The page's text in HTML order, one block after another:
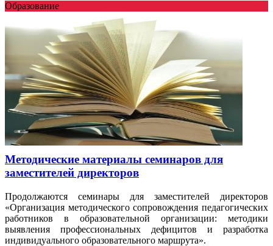
Образование
Методические материалы семинаров для
заместителей директоров
Продолжаются семинары для заместителей директоров
«Организация методического сопровождения педагогических
работников в образовательной организации: методики
выявления профессиональных дефицитов и разработка
индивидуального образовательного маршрута».